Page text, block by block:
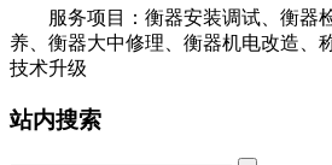
服务项目：衡器安装调试、衡器
养、衡器大中修理、衡器机电改造、
技术升级
站内搜索